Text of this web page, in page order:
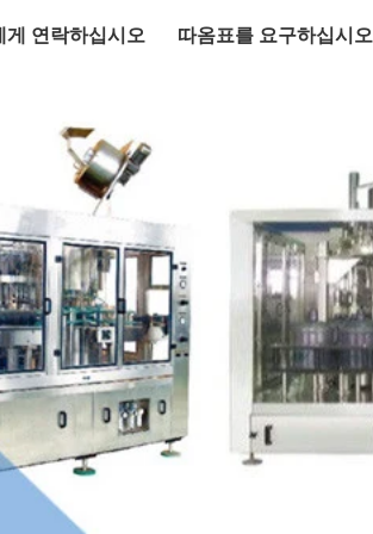
게 연락하십시오 따옴표를 요구하십시오